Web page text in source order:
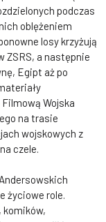
podczas
oblężeniem
losy krzyżują
ZSRS, a następnie
Egipt aż po
Wojska
na trasie
wojskowych z
czele.
życiowe role.
komików,